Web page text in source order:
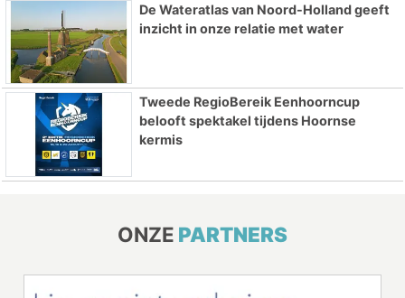
De Wateratlas van Noord-Holland geeft
inzicht in onze relatie met water
Tweede RegioBereik Eenhoorncup
belooft spektakel tijdens Hoornse
kermis
ONZE PARTNERS